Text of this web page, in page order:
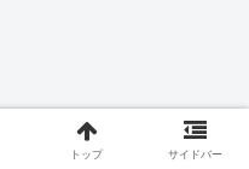
トップ サイドバー